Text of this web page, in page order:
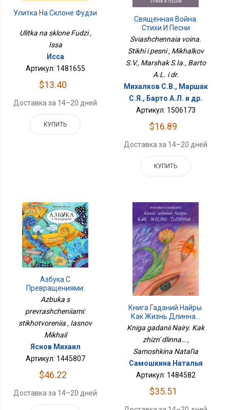
Улитка На Склоне Фудзи
Ulitka na sklone Fudzi ,
Issa
Исса
Артикул: 1481655
$13.40
Доставка за 14–20 дней
КУПИТЬ
Священная Война.
Стихи И Песни
Sviashchennaia voina.
Stikhi i pesni , Mikhalkov
S.V., Marshak S.Ia., Barto
A.L. i dr.
Михалков С.В., Маршак
С.Я., Барто А.Л. и др.
Артикул: 1506173
$16.89
Доставка за 14–20 дней
КУПИТЬ
Азбука С
Превращениями:
Стихотворения
Azbuka s
prevrashcheniiami:
stikhotvoreniia , Iasnov
Mikhail
Яснов Михаил
Артикул: 1445807
$46.22
Доставка за 14–20 дней
Книга Гаданий Найры.
Как Жизнь Длинна…
Kniga gadanii Nairy. Kak
zhizn' dlinna… ,
Samoshkina Natal'ia
Самошкина Наталья
Артикул: 1484582
$35.51